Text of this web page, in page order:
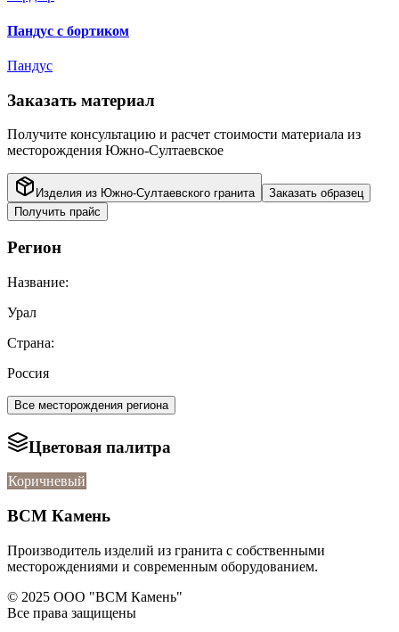
Пандус с бортиком
Пандус
Заказать материал
Получите консультацию и расчет стоимости материала из
месторождения Южно-Султаевское
Изделия из Южно-Султаевского гранита
Заказать образец
Получить прайс
Регион
Название:
Урал
Страна:
Россия
Все месторождения региона
Цветовая палитра
Коричневый
ВСМ Камень
Производитель изделий из гранита с собственными
месторождениями и современным оборудованием.
© 2025 ООО "ВСМ Камень"
Все права защищены